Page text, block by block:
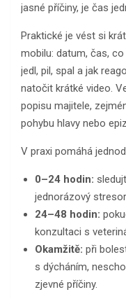
jasné příčiny, je čas
Praktické je vést si
mobilu: datum, čas,
jedl, pil, spal a jak
natočit krátké video.
popisu majitele,
pohybu hlavy nebo
V praxi pomáhá
0–24 hodin:
jednorázový
24–48 hodin:
konzultaci s
Okamžitě: při
s dýcháním,
zjevné příčiny.